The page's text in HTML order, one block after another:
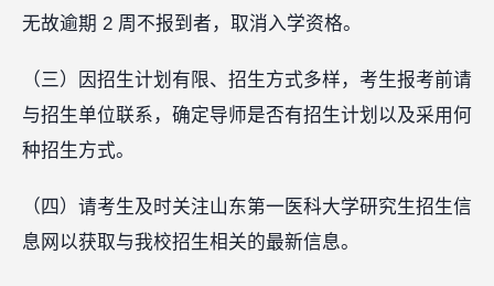
无故逾期 2 周不报到者，取消入学资格。
（三）因招生计划有限、招生方式多样，考生报考前请
与招生单位联系，确定导师是否有招生计划以及采用何
种招生方式。
（四）请考生及时关注山东第一医科大学研究生招生信
息网以获取与我校招生相关的最新信息。